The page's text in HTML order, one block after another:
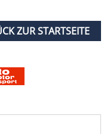
ZUR STARTSEITE